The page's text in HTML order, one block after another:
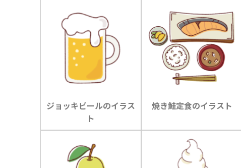
ジョッキビールのイラス
ト
焼き鮭定食のイラスト